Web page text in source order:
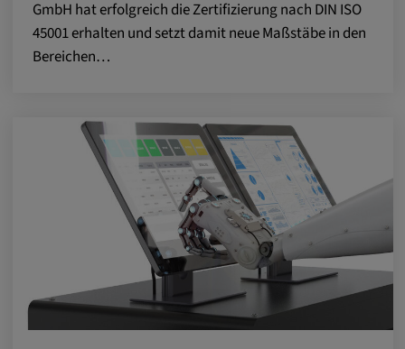
GmbH hat erfolgreich die Zertifizierung nach DIN ISO
45001 erhalten und setzt damit neue Maßstäbe in den
Bereichen…
Statistik Cookies sammeln anonyme
Informationen über das Nutzerverhalten.
Diese Informationen helfen uns, das
Verhalten unserer Nutzer auf unserer
Webseite besser zu verstehen.
_pk_id.*, _pk_ses.*
Name: